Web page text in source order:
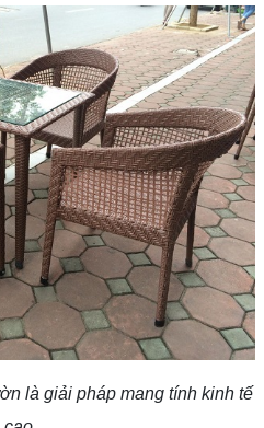
là giải pháp mang tính kinh tế